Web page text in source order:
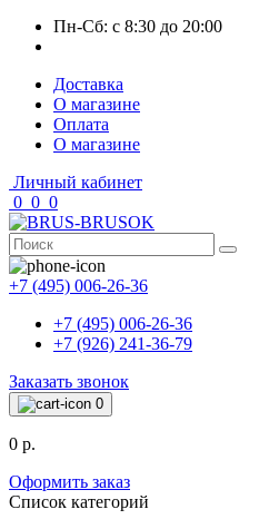
Пн-Сб: с 8:30 до 20:00
Доставка
О магазине
Оплата
О магазине
Личный кабинет
0 0 0
+7 (495) 006-26-36
+7 (495) 006-26-36
+7 (926) 241-36-79
Заказать звонок
0
0 р.
Оформить заказ
Список категорий